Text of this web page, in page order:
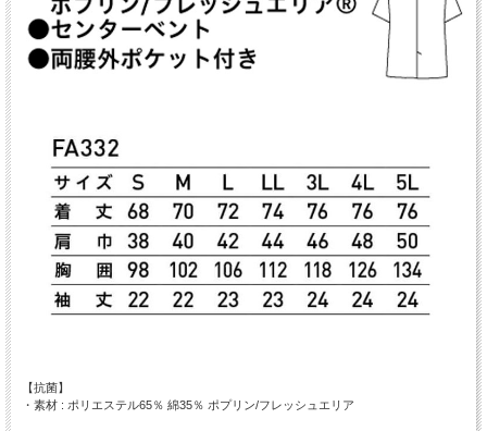
【抗菌】
・素材 : ポリエステル65％ 綿35％ ポプリン/フレッシュエリア